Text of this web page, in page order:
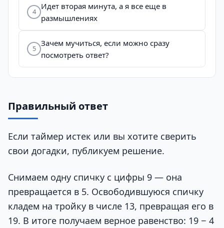
4
Идет вторая минута, а я все еще в
размышлениях
5
Зачем мучиться, если можно сразу
посмотреть ответ?
Правильный ответ
Если таймер истек или вы хотите сверить
свои догадки, публикуем решение.
Снимаем одну спичку с цифры 9 — она
превращается в 5. Освободившуюся спичку
кладем на тройку в числе 13, превращая его в
19. В итоге получаем верное равенство: 19 − 4